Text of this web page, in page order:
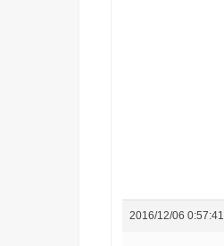
2016/12/06 0:57:41